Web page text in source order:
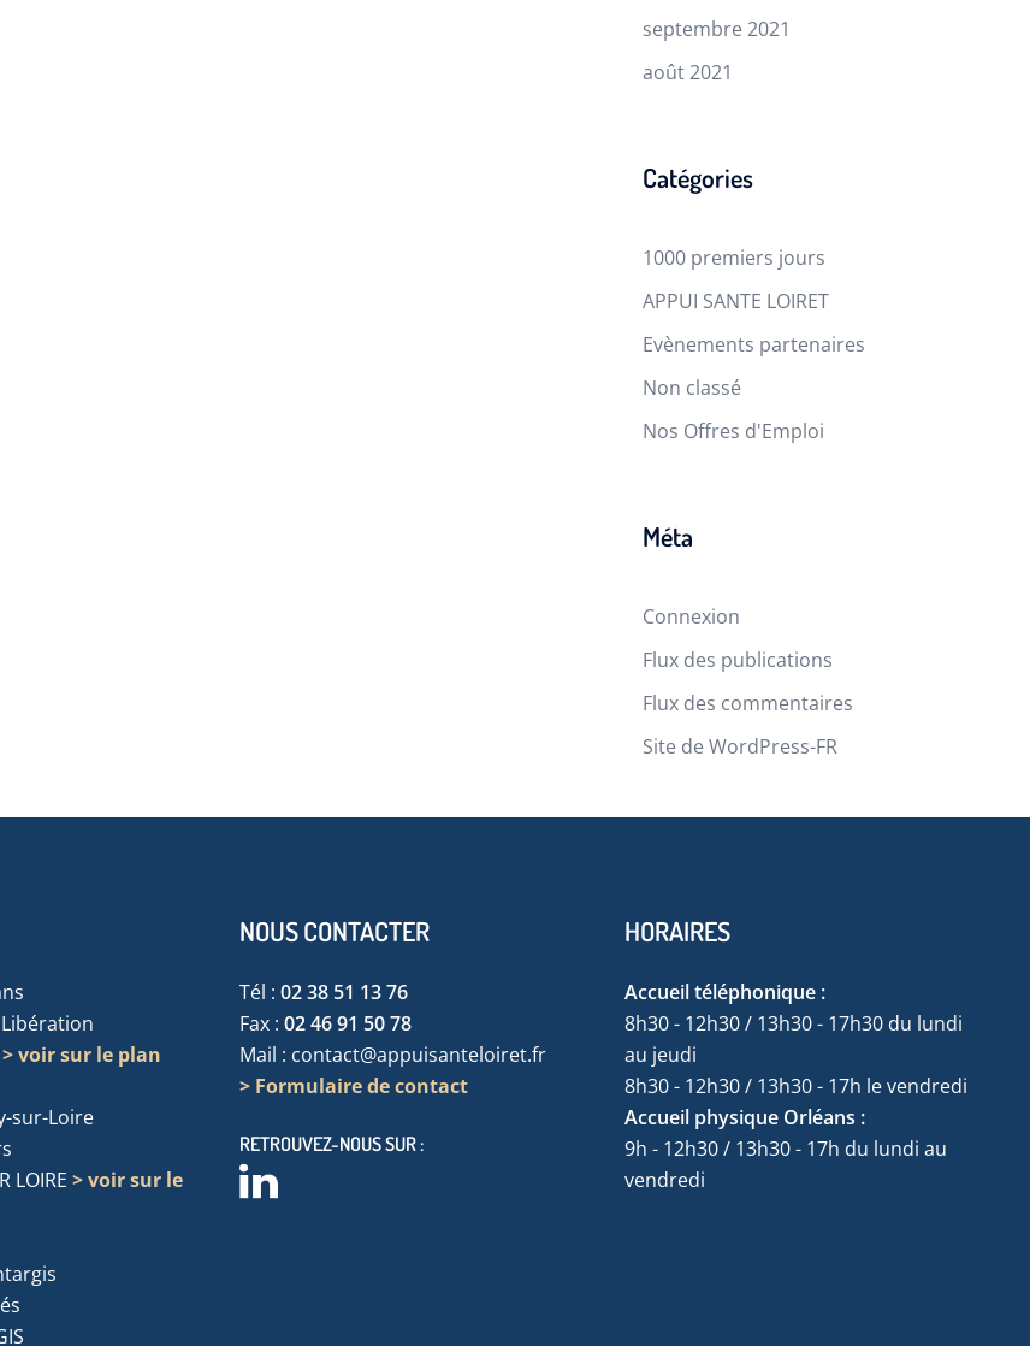
septembre 2021
août 2021
Catégories
1000 premiers jours
APPUI SANTE LOIRET
Evènements partenaires
Non classé
Nos Offres d'Emploi
Méta
Connexion
Flux des publications
Flux des commentaires
Site de WordPress-FR
> voir sur le plan
sur-Loire
LOIRE > voir sur le
NOUS CONTACTER
Tél : 02 38 51 13 76
Fax : 02 46 91 50 78
Mail : contact@appuisanteloiret.fr
> Formulaire de contact
RETROUVEZ-NOUS SUR :
HORAIRES
Accueil téléphonique :
8h30 - 12h30 / 13h30 - 17h30 du lundi
au jeudi
8h30 - 12h30 / 13h30 - 17h le vendredi
Accueil physique Orléans :
9h - 12h30 / 13h30 - 17h du lundi au
vendredi